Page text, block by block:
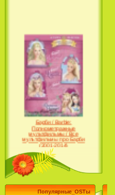
Барби / Barbie:
Полнометражные
мультфильмы / Все
мультфильмы про Барби
(2001-2014)
Популярные_OSTы